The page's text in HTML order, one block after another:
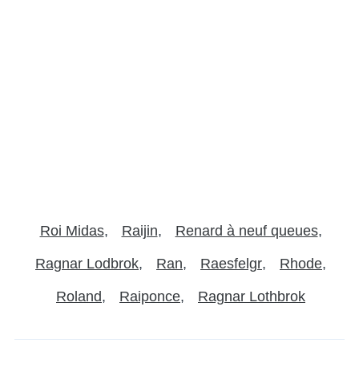
Roi Midas Raijin Renard à neuf queues
Ragnar Lodbrok Ran Raesfelgr Rhode
Roland Raiponce Ragnar Lothbrok